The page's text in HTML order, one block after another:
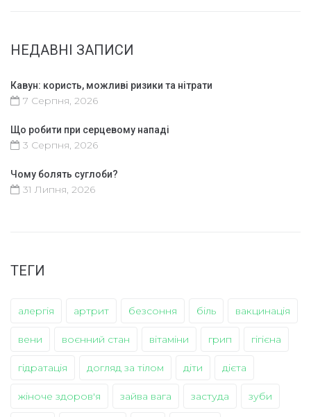
НЕДАВНІ ЗАПИСИ
Кавун: користь, можливі ризики та нітрати
7 Серпня, 2026
Що робити при серцевому нападі
3 Серпня, 2026
Чому болять суглоби?
31 Липня, 2026
ТЕГИ
алергія артрит безсоння біль вакцинація
вени воєнний стан вітаміни грип гігієна
гідратація догляд за тілом діти дієта
жіноче здоров'я зайва вага застуда зуби